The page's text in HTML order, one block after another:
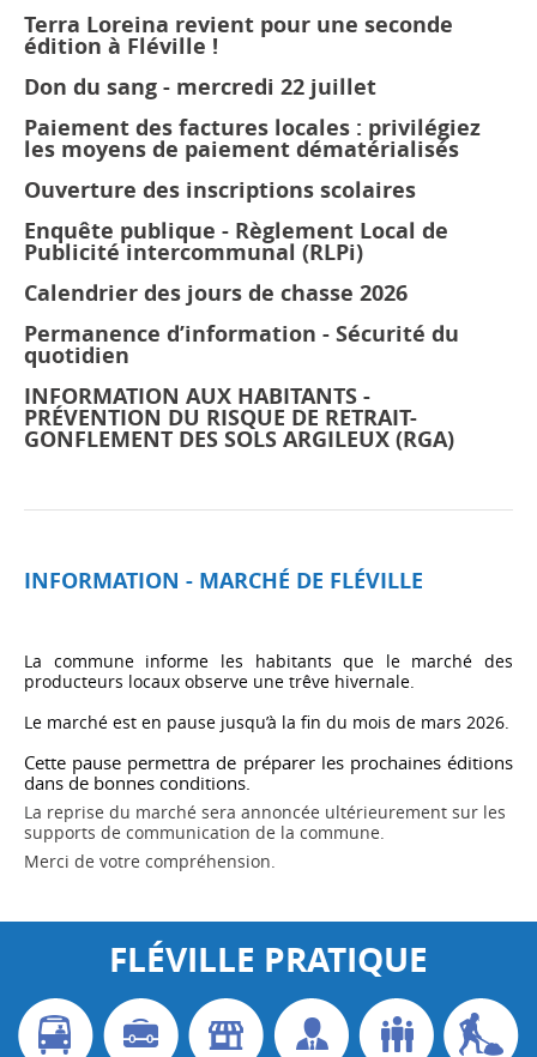
Terra Loreina revient pour une seconde
édition à Fléville !
Don du sang - mercredi 22 juillet
Paiement des factures locales : privilégiez
les moyens de paiement dématérialisés
Ouverture des inscriptions scolaires
Enquête publique - Règlement Local de
Publicité intercommunal (RLPi)
Calendrier des jours de chasse 2026
Permanence d’information - Sécurité du
quotidien
INFORMATION AUX HABITANTS -
PRÉVENTION DU RISQUE DE RETRAIT-
GONFLEMENT DES SOLS ARGILEUX (RGA)
INFORMATION - MARCHÉ DE FLÉVILLE
La commune informe les habitants que le marché des
producteurs locaux observe une trêve hivernale.
Le marché est en pause jusqu’à la fin du mois de mars 2026.
Cette pause permettra de préparer les prochaines éditions
dans de bonnes conditions.
La reprise du marché sera annoncée ultérieurement sur les
supports de communication de la commune.
Merci de votre compréhension.
FLÉVILLE PRATIQUE